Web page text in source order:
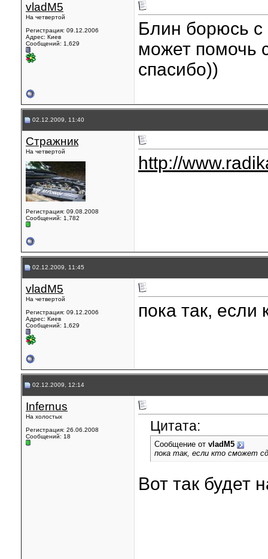
vladM5
На четвертой
Регистрация: 09.12.2006
Адрес: Киев
Сообщений: 1,629
Блин борюсь с
может помочь
спасибо))
02.12.2009, 11:40
Стражник
На четвертой
Регистрация: 09.08.2008
Сообщений: 1,782
http://
02.12.2009, 11:45
vladM5
На четвертой
Регистрация: 09.12.2006
Адрес: Киев
Сообщений: 1,629
пока так, если
02.12.2009, 12:14
Infernus
На холостых
Регистрация: 26.06.2008
Сообщений: 18
Цитата:
Сообщение от vladM5
пока так, если кто сможет
Вот так будет